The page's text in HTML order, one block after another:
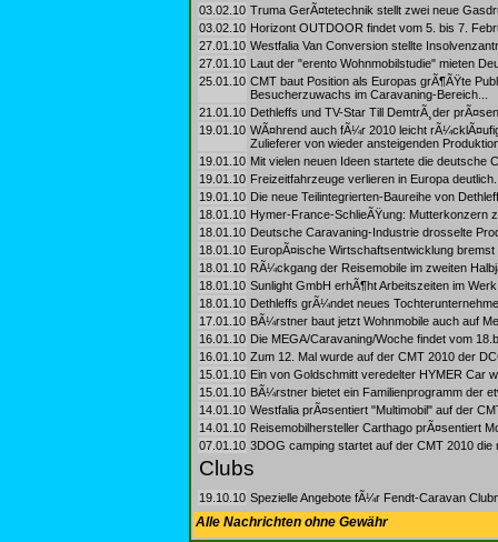
03.02.10 Truma GerÃ¤tetechnik stellt zwei neue
03.02.10 Horizont OUTDOOR findet vom 5. bis 7.
27.01.10 Westfalia Van Conversion stellte
27.01.10 Laut der "erento Wohnmobilstudie" mieten
25.01.10 CMT baut Position als Europas grÃ¶ÃŸte
Besucherzuwachs im Caravaning-Bereich...
21.01.10 Dethleffs und TV-Star Till DemtrÃ¸der
19.01.10 WÃ¤hrend auch fÃ¼r 2010 leicht
Zulieferer von wieder ansteigenden
19.01.10 Mit vielen neuen Ideen startete die deutsche
19.01.10 Freizeitfahrzeuge verlieren in Europa
19.01.10 Die neue Teilintegrierten-Baureihe von
18.01.10 Hymer-France-SchlieÃŸung: Mutterkonzern
18.01.10 Deutsche Caravaning-Industrie drosselte
18.01.10 EuropÃ¤ische Wirtschaftsentwicklung
18.01.10 RÃ¼ckgang der Reisemobile im zweiten
18.01.10 Sunlight GmbH erhÃ¶ht Arbeitszeiten im
18.01.10 Dethleffs grÃ¼ndet neues
17.01.10 BÃ¼rstner baut jetzt Wohnmobile auch auf
16.01.10 Die MEGA/Caravaning/Woche findet vom
16.01.10 Zum 12. Mal wurde auf der CMT 2010 der
15.01.10 Ein von Goldschmitt veredelter HYMER Car
15.01.10 BÃ¼rstner bietet ein Familienprogramm der
14.01.10 Westfalia prÃ¤sentiert "Multimobil" auf der
14.01.10 Reisemobilhersteller Carthago prÃ¤sentiert
07.01.10 3DOG camping startet auf der CMT 2010 die
Clubs
19.10.10 Spezielle Angebote fÃ¼r Fendt-Caravan
Alle Nachrichten ohne Gewähr